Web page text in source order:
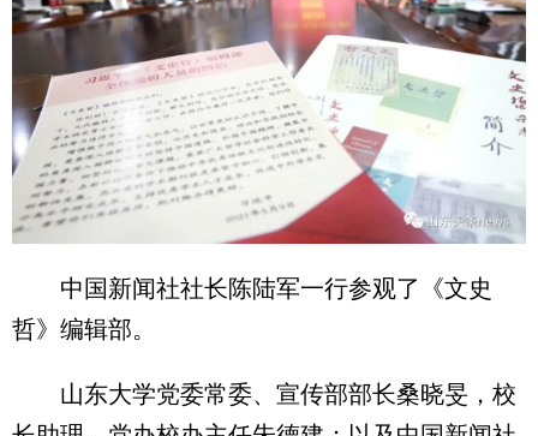
中国新闻社社长陈陆军一行参观了《文史
哲》编辑部。
山东大学党委常委、宣传部部长桑晓旻，校